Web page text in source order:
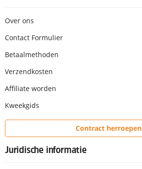
Over ons
Contact Formulier
Betaalmethoden
Verzendkosten
Affiliate worden
Kweekgids
Contract herroepen
Juridische informatie